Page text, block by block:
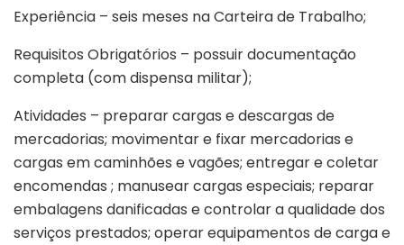
Experiência – seis meses na Carteira de Trabalho;
Requisitos Obrigatórios – possuir documentação
completa (com dispensa militar);
Atividades – preparar cargas e descargas de
mercadorias; movimentar e fixar mercadorias e
cargas em caminhões e vagões; entregar e coletar
encomendas ; manusear cargas especiais; reparar
embalagens danificadas e controlar a qualidade dos
serviços prestados; operar equipamentos de carga e